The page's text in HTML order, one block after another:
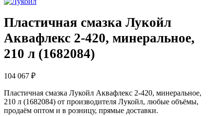
Пластичная смазка Лукойл
Аквафлекс 2-420, минеральное,
210 л (1682084)
104 067 ₽
Пластичная смазка Лукойл Аквафлекс 2-420, минеральное,
210 л (1682084) от производителя Лукойл, любые объёмы,
продаём оптом и в розницу, прямые доставки.